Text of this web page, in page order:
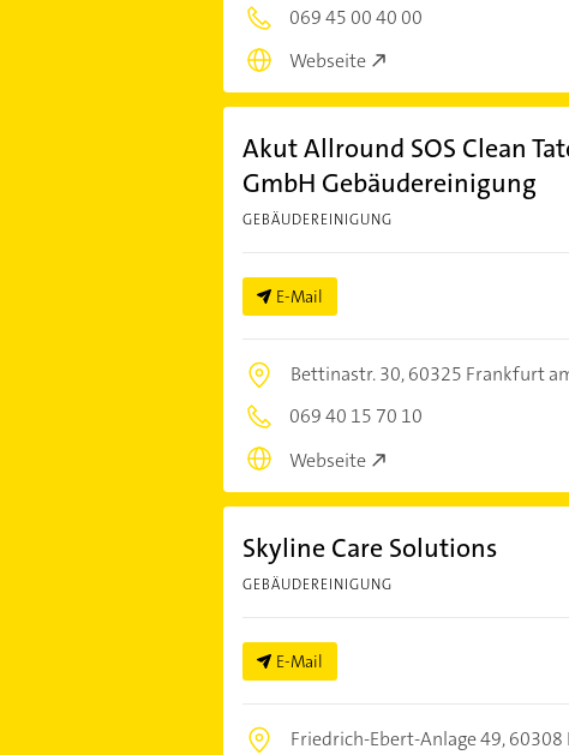
069 45 00 40 00
Webseite
Akut Allround SOS Clean
GmbH Gebäudereinigung
GEBÄUDEREINIGUNG
E-Mail
Bettinastr. 30,60325 Frankfurt
069 40 15 70 10
Webseite
Skyline Care Solutions
GEBÄUDEREINIGUNG
E-Mail
Friedrich-Ebert-Anlage 49,60308